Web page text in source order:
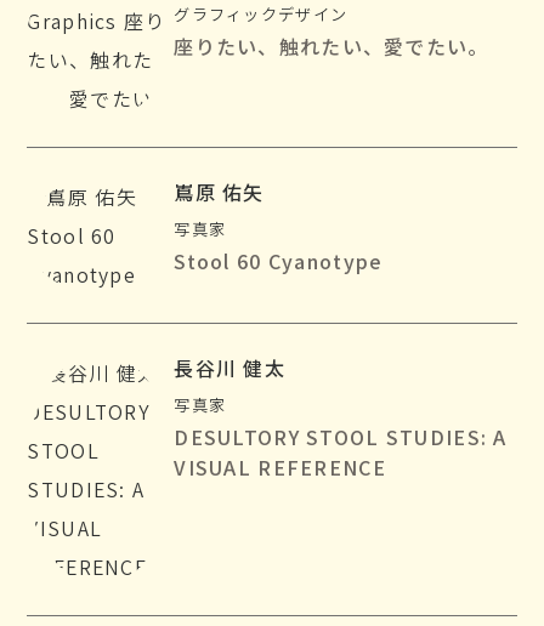
グラフィックデザイン
座りたい、触れたい、愛でたい。
嶌原 佑矢
写真家
Stool 60 Cyanotype
長谷川 健太
写真家
DESULTORY STOOL STUDIES: A
VISUAL REFERENCE